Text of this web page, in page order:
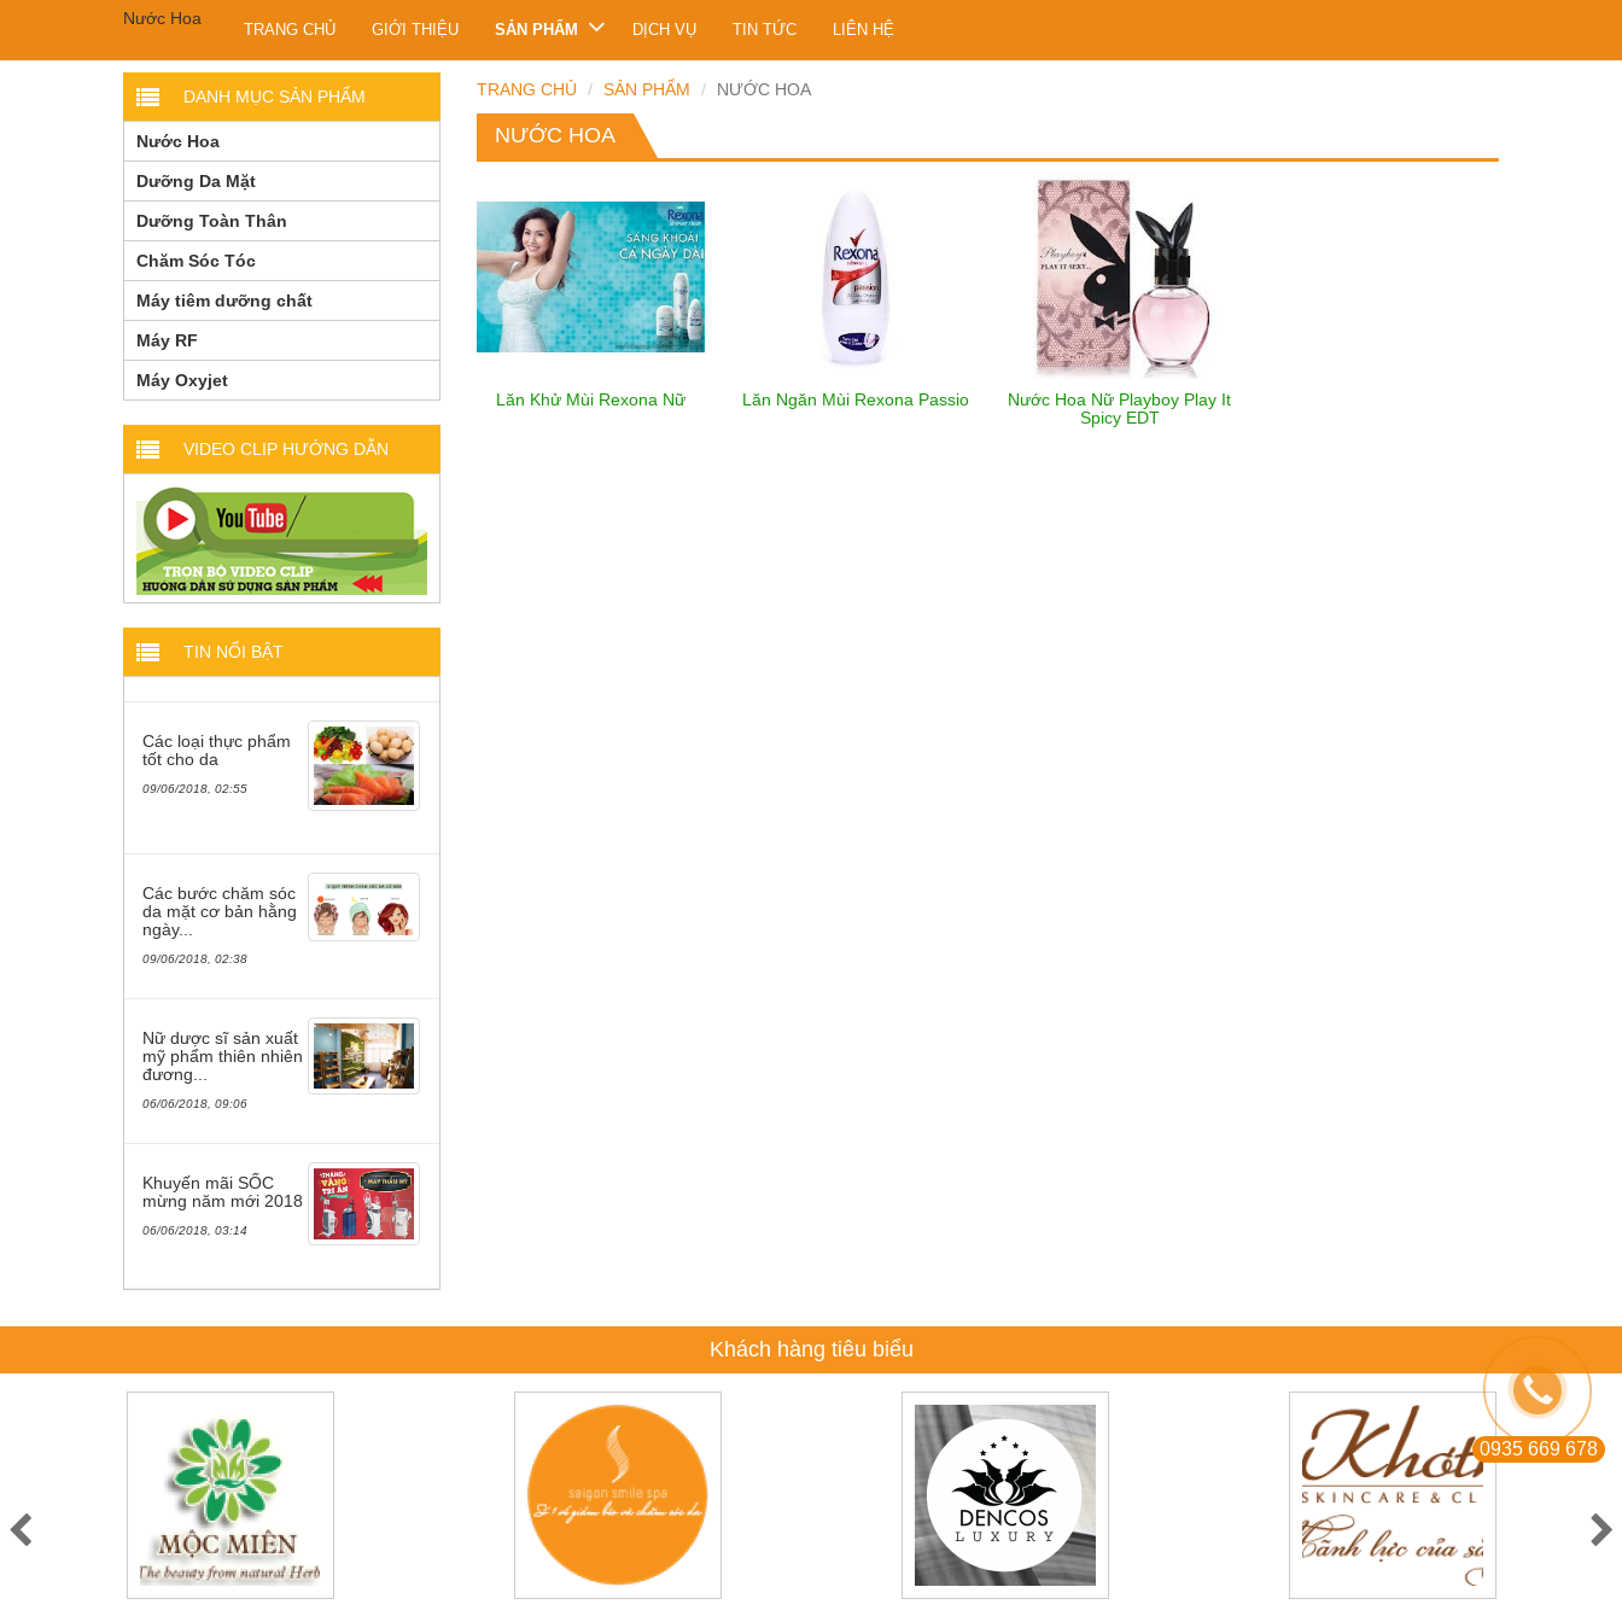
TRANG CHỦ GIỚI THIỆU SẢN PHẨM DỊCH VỤ TIN TỨC LIÊN HỆ
DANH MỤC SẢN PHẨM
Nước Hoa
Dưỡng Da Mặt
Dưỡng Toàn Thân
Chăm Sóc Tóc
Máy tiêm dưỡng chất
Máy RF
Máy Oxyjet
VIDEO CLIP HƯỚNG DẪN
TIN NỔI BẬT
Các loại thực phẩm
tốt cho da
09/06/2018, 02:55
Các bước chăm sóc
da mặt cơ bản hằng
ngày...
09/06/2018, 02:38
Nữ dược sĩ sản xuất
mỹ phẩm thiên nhiên
đương...
06/06/2018, 09:06
Khuyến mãi SỐC
mừng năm mới 2018
06/06/2018, 03:14
TRANG CHỦ SẢN PHẨM NƯỚC HOA
NƯỚC HOA
Lăn Khử Mùi Rexona Nữ Lăn Ngăn Mùi Rexona Passio
Nước Hoa Nữ Playboy Play It
Spicy EDT
Khách hàng tiêu biểu
0935 669 678